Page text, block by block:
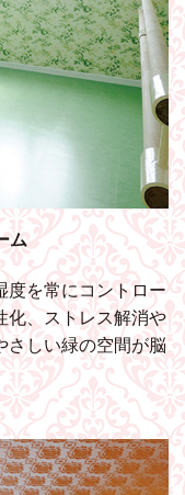
ム
度を常にコントロー
化、ストレス解消や
さしい緑の空間が脳